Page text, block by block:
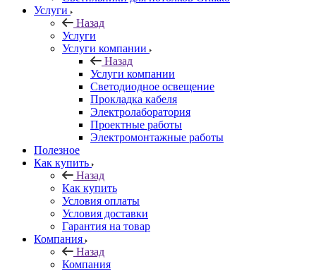
Услуги
Назад
Услуги
Услуги компании
Назад
Услуги компании
Светодиодное освещение
Прокладка кабеля
Электролаборатория
Проектные работы
Электромонтажные работы
Полезное
Как купить
Назад
Как купить
Условия оплаты
Условия доставки
Гарантия на товар
Компания
Назад
Компания